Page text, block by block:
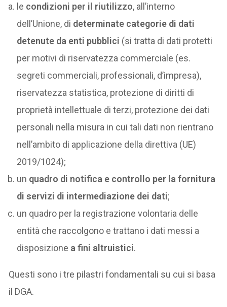
le condizioni per il riutilizzo, all’interno
dell’Unione, di determinate categorie di dati
detenute da enti pubblici (si tratta di dati protetti
per motivi di riservatezza commerciale (es.
segreti commerciali, professionali, d’impresa),
riservatezza statistica, protezione di diritti di
proprietà intellettuale di terzi, protezione dei dati
personali nella misura in cui tali dati non rientrano
nell’ambito di applicazione della direttiva (UE)
2019/1024);
un quadro di notifica e controllo per la fornitura
di servizi di intermediazione dei dati;
un quadro per la registrazione volontaria delle
entità che raccolgono e trattano i dati messi a
disposizione a fini altruistici.
Questi sono i tre pilastri fondamentali su cui si basa
il DGA.